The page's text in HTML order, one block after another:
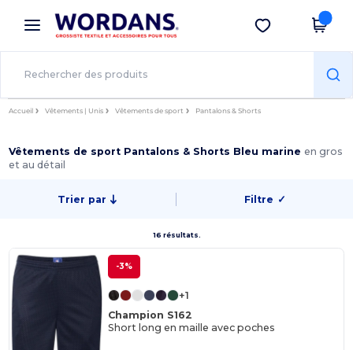
× Appli Wordans
Meilleurs prix sur l’app !
Obtenir l'appli
Accueil Vêtements | Unis Vêtements de sport Pantalons & Shorts
Vêtements de sport Pantalons & Shorts Bleu marineen gros
et au détail
Trier par Filtre ✓
16 résultats.
-3%
+1
Champion S162
Short long en maille avec poches